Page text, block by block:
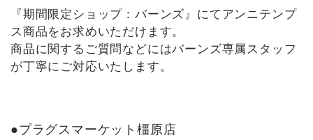
『期間限定ショップ：バーンズ』にてアンニテンプ
ス商品をお求めいただけます。
商品に関するご質問などにはバーンズ専属スタッフ
が丁寧にご対応いたします。
●プラグスマーケット橿原店